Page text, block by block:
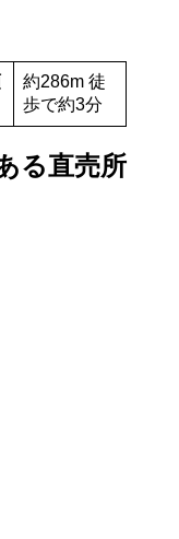
約286m 徒
歩で約3分
る直売所